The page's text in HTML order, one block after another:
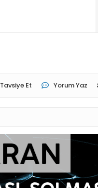
Tavsiye Et Yorum Yaz